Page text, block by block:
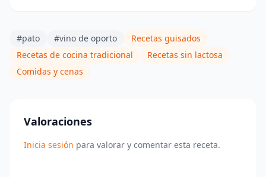
#pato #vino de oporto
Recetas guisados
Recetas de cocina tradicional
Recetas sin lactosa
Comidas y cenas
Valoraciones
Inicia sesión para valorar y comentar esta receta.